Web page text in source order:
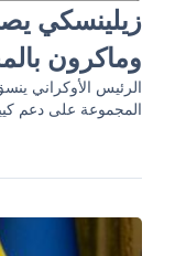
زيلينسكي
وماكرون
المجموعة على دعم